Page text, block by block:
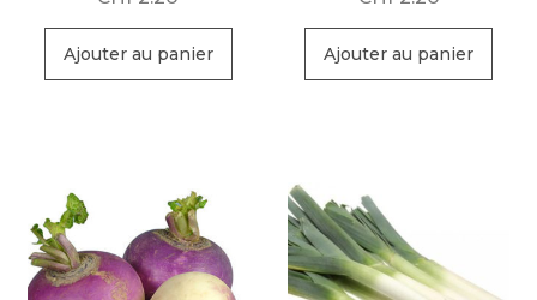
Ajouter au panier Ajouter au panier